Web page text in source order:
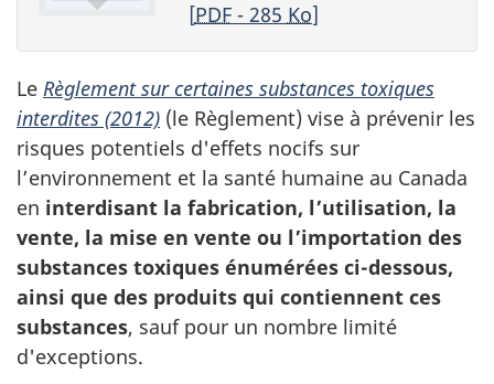
[PDF- 285 Ko]
Le Règlement sur certaines substances toxiques
interdites (2012) (le Règlement) vise à prévenir les
risques potentiels d'effets nocifs sur
l’environnement et la santé humaine au Canada
en interdisant la fabrication, l’utilisation, la
vente, la mise en vente ou l’importation des
substances toxiques énumérées ci-dessous,
ainsi que des produits qui contiennent ces
substances, sauf pour un nombre limité
d'exceptions.